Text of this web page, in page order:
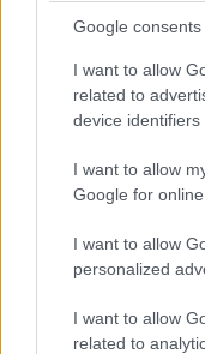
Google consents
I want to allow
related to
device identifiers
I want to allow
Google for
I want to allow
personalized
I want to allow
related to
ΣΥΛΛΟΓΟΙ
Μαθήματα
στην Αυστραλία
18/07/2026 - 9:20πμ